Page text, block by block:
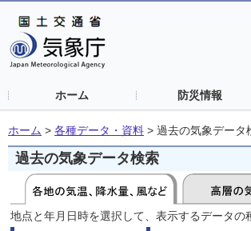
ホーム 防災情報
ホーム > 各種データ・資料 > 過去の気象データ
過去の気象データ検索
地点と年月日時を選択して、表示するデータの